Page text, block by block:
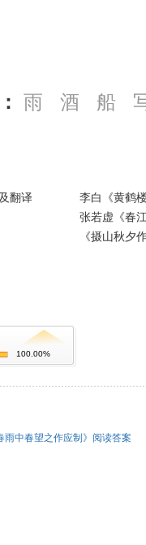
雨 酒 船
翻译
李白《黄鹤
张若虚《春
《摄山秋夕
100.00%
雨中春望之作应制》阅读答案